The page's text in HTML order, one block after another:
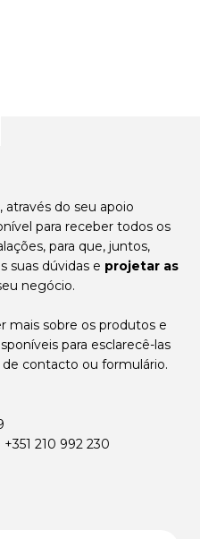
através do seu apoio
para receber todos os
para que, juntos,
suas dúvidas e projetar as
negócio.
mais sobre os produtos e
para esclarecê-las
contacto ou formulário.
+351 210 992 230